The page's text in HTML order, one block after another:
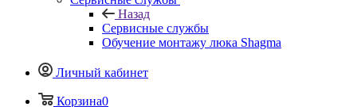
Назад
Сервисные службы
Обучение монтажу люка Shagma
Личный кабинет
Корзина0